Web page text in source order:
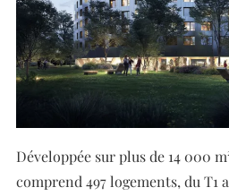
Développée sur plus de 14 000
comprend 497 logements, du T1